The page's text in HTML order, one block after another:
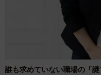
それもネタになって楽し
時を振り返ります。
誰も求めていない職場の「